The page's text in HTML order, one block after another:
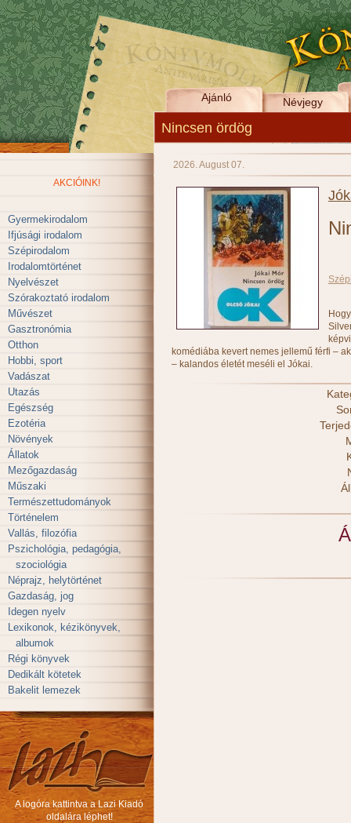
Ajánló Névjegy
Nincsen ördög
AKCIÓINK!
Gyermekirodalom
Ifjúsági irodalom
Szépirodalom
Irodalomtörténet
Nyelvészet
Szórakoztató irodalom
Művészet
Gasztronómia
Otthon
Hobbi, sport
Vadászat
Utazás
Egészség
Ezotéria
Növények
Állatok
Mezőgazdaság
Műszaki
Természettudományok
Történelem
Vallás, filozófia
Pszichológia, pedagógia,
szociológia
Néprajz, helytörténet
Gazdaság, jog
Idegen nyelv
Lexikonok, kézikönyvek,
albumok
Régi könyvek
Dedikált kötetek
Bakelit lemezek
A logóra kattintva a Lazi Kiadó
oldalára léphet!
2026. August 07.
komédiába kevert nemes jellemű férfi –
– kalandos életét meséli el Jókai.